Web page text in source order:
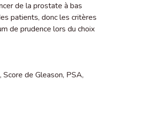
de la prostate à bas
patients, donc les critères
de prudence lors du choix
, Score de Gleason, PSA,